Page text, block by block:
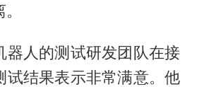
器人的测试研发团队在接
试结果表示非常满意。他